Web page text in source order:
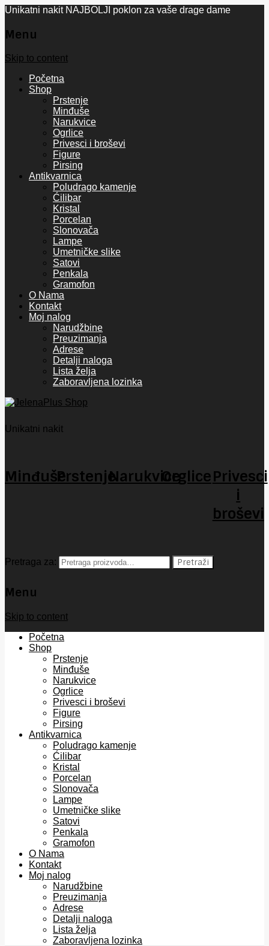
Unikatni nakit NAJBOLJI poklon za vaše drage dame
Menu
Skip to content
Početna
Shop
Prstenje
Minđuše
Narukvice
Ogrlice
Privesci i broševi
Figure
Pirsing
Antikvarnica
Poludrago kamenje
Ćilibar
Kristal
Porcelan
Slonovača
Lampe
Umetničke slike
Satovi
Penkala
Gramofon
O Nama
Kontakt
Moj nalog
Narudžbine
Preuzimanja
Adrese
Detalji naloga
Lista želja
Zaboravljena lozinka
Unikatni nakit
MinđušePrstenjeNarukviceOrglicePrivesci
i
broševi
Pretraga za: Pretraži
Menu
Skip to content
Početna
Shop
Prstenje
Minđuše
Narukvice
Ogrlice
Privesci i broševi
Figure
Pirsing
Antikvarnica
Poludrago kamenje
Ćilibar
Kristal
Porcelan
Slonovača
Lampe
Umetničke slike
Satovi
Penkala
Gramofon
O Nama
Kontakt
Moj nalog
Narudžbine
Preuzimanja
Adrese
Detalji naloga
Lista želja
Zaboravljena lozinka